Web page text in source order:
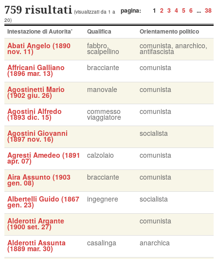
pagina: 1 2 3 4 5 6 ... 38
759 risultati (visualizzati da 1 a
20)
Intestazione di Autorita' Qualifica Orientamento politico
Abati Angelo (1890
nov. 11)
fabbro,
scalpellino
comunista, anarchico,
antifascista
Affricani Galliano
(1896 mar. 13)
bracciante comunista
Agostinetti Mario
(1902 giu. 26)
manovale comunista
Agostini Alfredo
(1893 dic. 15)
commesso
viaggiatore
comunista
Agostini Giovanni
(1897 nov. 16)
socialista
Agresti Amedeo (1891
apr. 07)
calzolaio comunista
Aira Assunto (1903
gen. 08)
bracciante comunista
Albertelli Guido (1867
gen. 23)
ingegnere socialista
Alderotti Argante
(1900 set. 27)
comunista
Alderotti Assunta
(1889 mar. 30)
casalinga anarchica